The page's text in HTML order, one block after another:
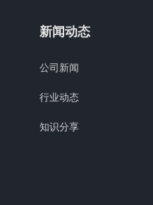
新闻动态
公司新闻
行业动态
知识分享